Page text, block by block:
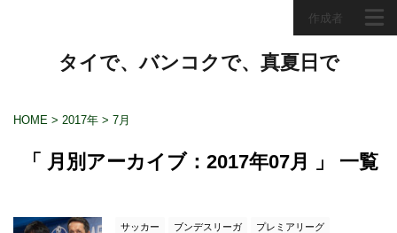
作成者
タイで、バンコクで、真夏日で
HOME > 2017年 > 7月
「 月別アーカイブ：2017年07月 」 一覧
サッカー ブンデスリーガ プレミアリーグ